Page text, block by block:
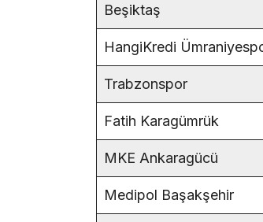
Beşiktaş
HangiKredi
Trabzonspor
Fatih Karagümrük
MKE Ankaragücü
Medipol Başakşehir